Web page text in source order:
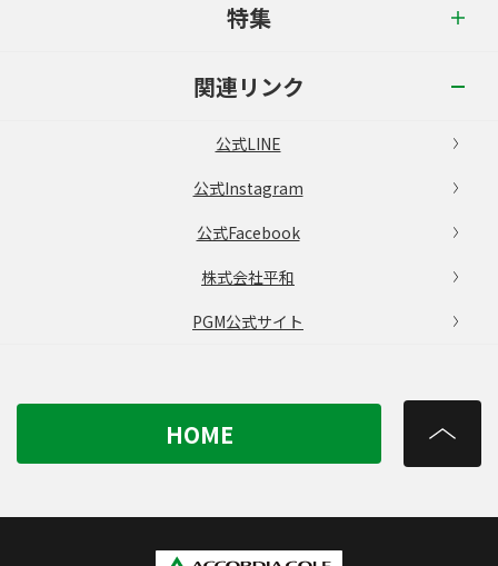
特集
関連リンク
公式LINE
公式Instagram
公式Facebook
株式会社平和
PGM公式サイト
HOME